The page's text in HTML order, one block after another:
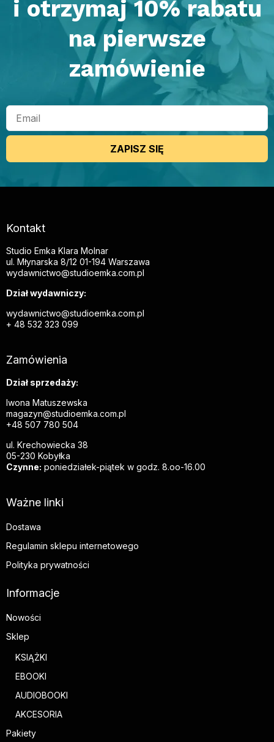
i otrzymaj 10% rabatu
na pierwsze
zamówienie
ZAPISZ SIĘ
Kontakt
Studio Emka Klara Molnar
ul. Młynarska 8/12 01-194 Warszawa
wydawnictwo@studioemka.com.pl
Dział wydawniczy:
wydawnictwo@studioemka.com.pl
+ 48 532 323 099
Zamówienia
Dział sprzedaży:
Iwona Matuszewska
magazyn@studioemka.com.pl
+48 507 780 504
ul. Krechowiecka 38
05-230 Kobyłka
Czynne: poniedziałek-piątek w godz. 8.oo-16.00
Ważne linki
Dostawa
Regulamin sklepu internetowego
Polityka prywatności
Informacje
Nowości
Sklep
KSIĄŻKI
EBOOKI
AUDIOBOOKI
AKCESORIA
Pakiety